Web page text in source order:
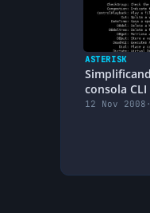
ASTERISK
consola
12 Nov 2008 ·